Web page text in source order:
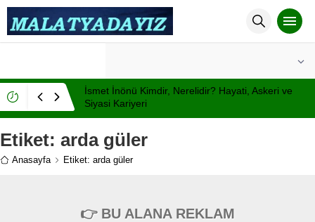
İsmet İnönü Kimdir, Nerelidir? Hayati, Askeri ve
Siyasi Kariyeri
Etiket: arda güler
Anasayfa Etiket: arda güler
👉 BU ALANA REKLAM